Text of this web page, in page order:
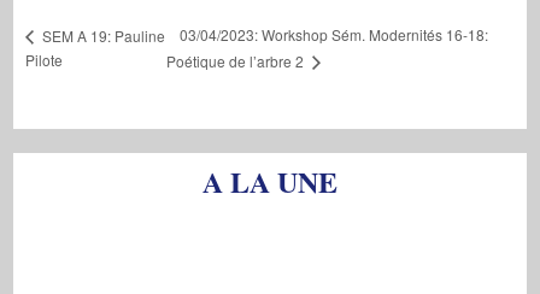
SEM A 19: Pauline
Pilote
03/04/2023: Workshop Sém. Modernités 16-18:
Poétique de l’arbre 2
A LA UNE